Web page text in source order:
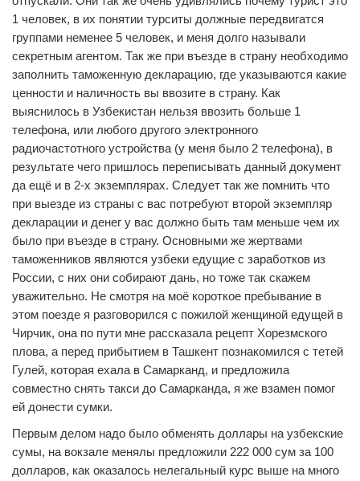
1 человек, в их понятии турситы должные передвигатся
группами неменее 5 человек, и меня долго называли
секретным агентом. Так же при въезде в страну необходимо
заполнить таможенную декларацию, где указываются какие
ценности и наличность вы ввозите в страну. Как
выяснилось в Узбекистан нельзя ввозить больше 1
телефона, или любого другого электронного
радиочастотного устройства (у меня было 2 телефона), в
результате чего пришлось переписывать данный документ
да ещё и в 2-х экземплярах. Следует так же помнить что
при выезде из страны с вас потребуют второй экземпляр
декларации и денег у вас должно быть там меньше чем их
было при въезде в страну. Основными же жертвами
таможенников являются узбеки едущие с заработков из
России, с них они собирают дань, но тоже так скажем
уважительно. Не смотря на моё короткое пребывание в
этом поезде я разговорился с пожилой женщиной едущей в
Чирчик, она по пути мне рассказала рецепт Хорезмского
плова, а перед прибытием в Ташкент познакомился с тетей
Гулей, которая ехала в Самарканд, и предложила
совместно снять такси до Самарканда, я же взамен помог
ей донести сумки.
Первым делом надо было обменять доллары на узбекские
сумы, на вокзале менялы предложили 222 000 сум за 100
долларов, как оказалось нелегальный курс выше на много